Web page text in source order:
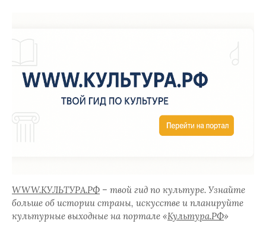
WWW.КУЛЬТУРА.РФ – твой гид по культуре. Узнайте
больше об истории страны, искусстве и планируйте
культурные выходные на портале «Культура.РФ»